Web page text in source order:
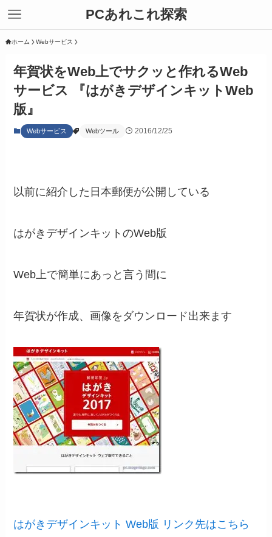
PCあれこれ探索
ホーム Webサービス
年賀状をWeb上でサクッと作れるWeb
サービス 『はがきデザインキットWeb
版』
Webサービス Webツール 2016/12/25
以前に紹介した日本郵便が公開している
はがきデザインキットのWeb版
Web上で簡単にあっと言う間に
年賀状が作成、画像をダウンロード出来ます
はがきデザインキット Web版 リンク先はこちら